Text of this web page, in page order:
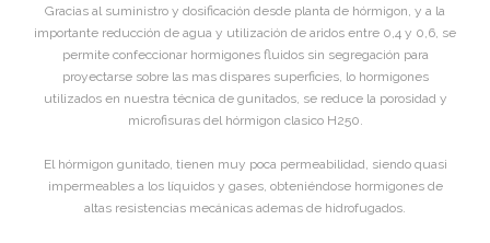
Gracias al suministro y dosificación desde planta de hórmigon, y a la
importante reducción de agua y utilización de aridos entre 0,4 y 0,6, se
permite confeccionar hormigones fluidos sin segregación para
proyectarse sobre las mas dispares superficies, lo hormigones
utilizados en nuestra técnica de gunitados, se reduce la porosidad y
microfisuras del hórmigon clasico H250.
El hórmigon gunitado, tienen muy poca permeabilidad, siendo quasi
impermeables a los líquidos y gases, obteniéndose hormigones de
altas resistencias mecánicas ademas de hidrofugados.